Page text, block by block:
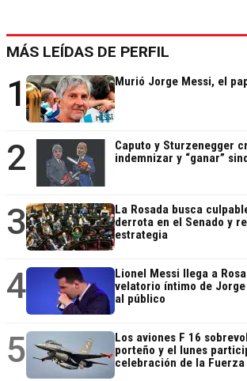
MÁS LEÍDAS DE PERFIL
1 Murió Jorge Messi, el
2
Caputo y Sturzenegger
indemnizar y “ganar”
3
La Rosada busca
derrota en el Senado y
estrategia
4
Lionel Messi llega a
velatorio íntimo de
al público
5
Los aviones F 16
porteño y el lunes
celebración de la